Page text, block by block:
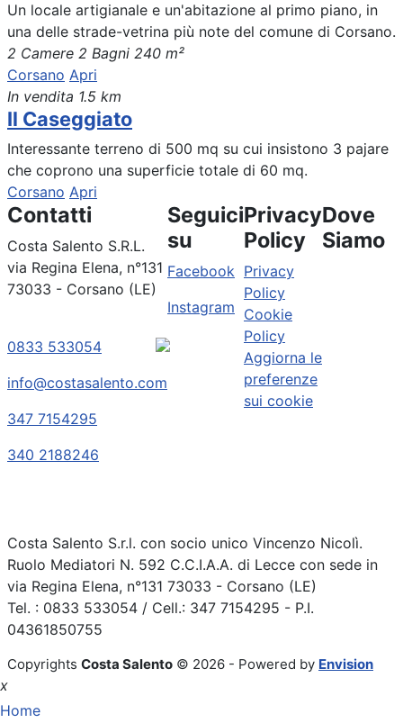
Un locale artigianale e un'abitazione al primo piano, in
una delle strade-vetrina più note del comune di Corsano.
2 Camere 2 Bagni 240 m²
Corsano Apri
In vendita 1.5 km
Il Caseggiato
Interessante terreno di 500 mq su cui insistono 3 pajare
che coprono una superficie totale di 60 mq.
Corsano Apri
Contatti
Costa Salento S.R.L.
via Regina Elena, n°131
73033 - Corsano (LE)
0833 533054
info@costasalento.com
347 7154295
340 2188246
Seguici
su
Facebook
Instagram
Privacy
Policy
Privacy
Policy
Cookie
Policy
Aggiorna le
preferenze
sui cookie
Dove
Siamo
Costa Salento S.r.l. con socio unico Vincenzo Nicolì.
Ruolo Mediatori N. 592 C.C.I.A.A. di Lecce con sede in
via Regina Elena, n°131 73033 - Corsano (LE)
Tel. : 0833 533054 / Cell.: 347 7154295 - P.I.
04361850755
Copyrights Costa Salento © 2026 - Powered by Envision
x
Home